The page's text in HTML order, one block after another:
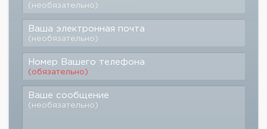
(необязательно)
Ваша электронная почта
(необязательно)
Номер Вашего телефона
(обязательно)
Ваше сообщение
(необязательно)